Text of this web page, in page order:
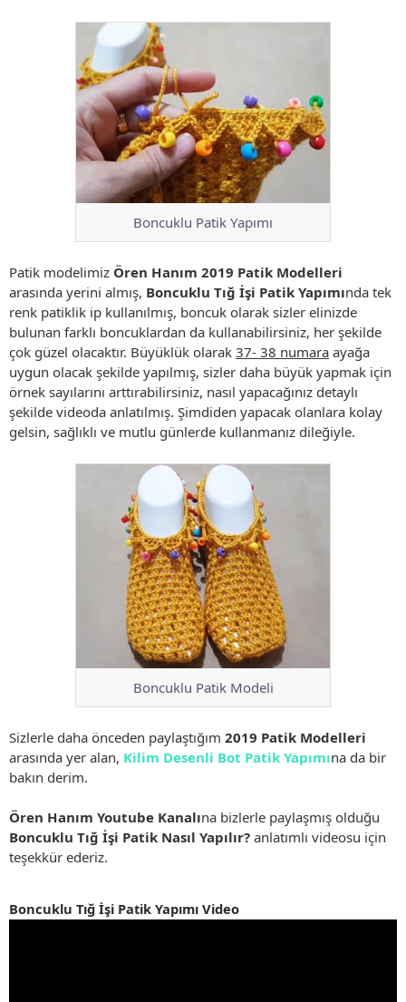
Boncuklu Patik Yapımı
Patik modelimiz Ören Hanım 2019 Patik Modelleri
arasında yerini almış, Boncuklu Tığ İşi Patik Yapımında tek
renk patiklik ip kullanılmış, boncuk olarak sizler elinizde
bulunan farklı boncuklardan da kullanabilirsiniz, her şekilde
çok güzel olacaktır. Büyüklük olarak 37- 38 numara ayağa
uygun olacak şekilde yapılmış, sizler daha büyük yapmak için
örnek sayılarını arttırabilirsiniz, nasıl yapacağınız detaylı
şekilde videoda anlatılmış. Şimdiden yapacak olanlara kolay
gelsin, sağlıklı ve mutlu günlerde kullanmanız dileğiyle.
Boncuklu Patik Modeli
Sizlerle daha önceden paylaştığım 2019 Patik Modelleri
arasında yer alan, Kilim Desenli Bot Patik Yapımına da bir
bakın derim.
Ören Hanım Youtube Kanalına bizlerle paylaşmış olduğu
Boncuklu Tığ İşi Patik Nasıl Yapılır? anlatımlı videosu için
teşekkür ederiz.
Boncuklu Tığ İşi Patik Yapımı Video